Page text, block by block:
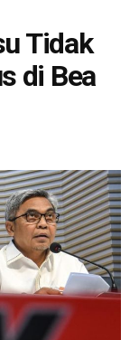
Tidak
di Bea